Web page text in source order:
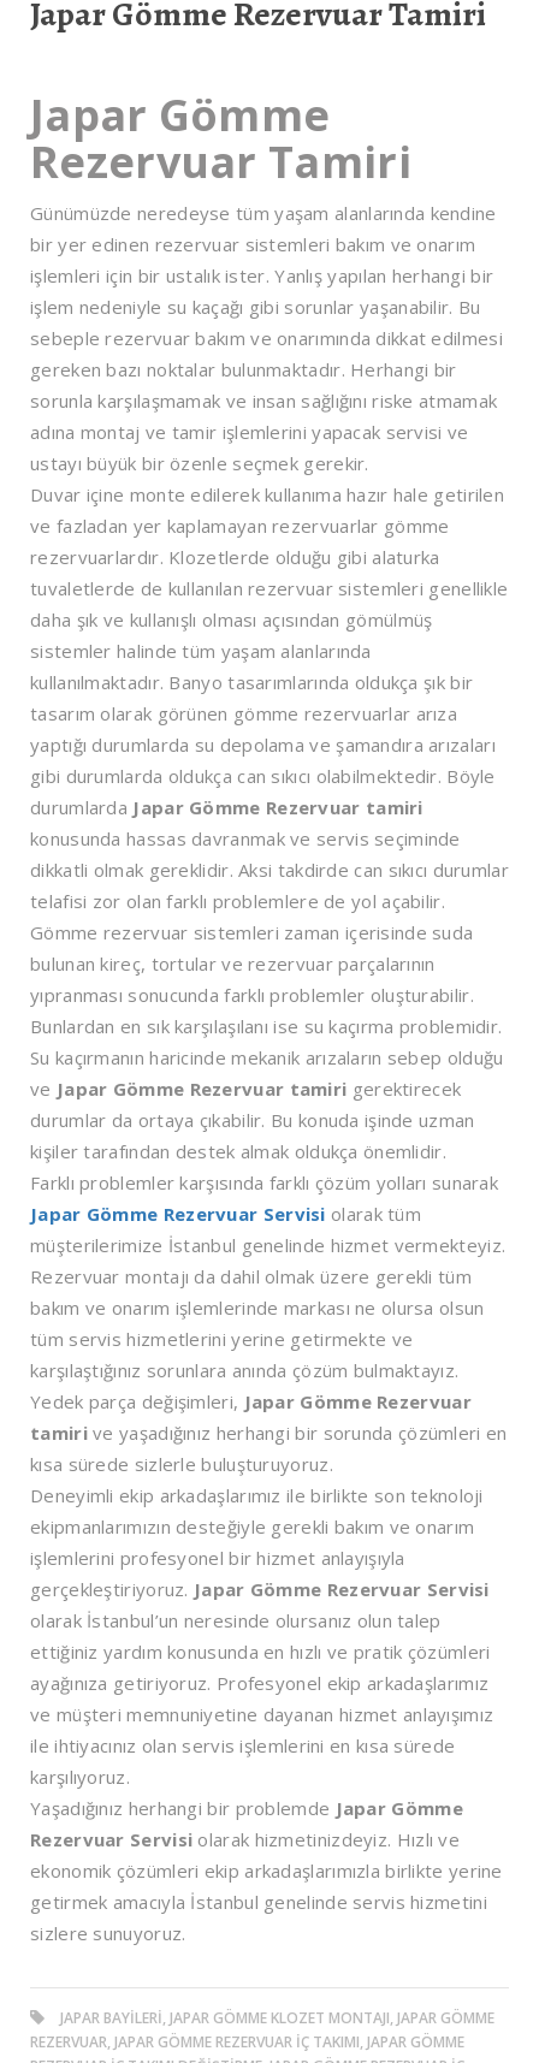
Japar Gömme Rezervuar Tamiri
Japar Gömme
Rezervuar Tamiri
Günümüzde neredeyse tüm yaşam alanlarında kendine
bir yer edinen rezervuar sistemleri bakım ve onarım
işlemleri için bir ustalık ister. Yanlış yapılan herhangi bir
işlem nedeniyle su kaçağı gibi sorunlar yaşanabilir. Bu
sebeple rezervuar bakım ve onarımında dikkat edilmesi
gereken bazı noktalar bulunmaktadır. Herhangi bir
sorunla karşılaşmamak ve insan sağlığını riske atmamak
adına montaj ve tamir işlemlerini yapacak servisi ve
ustayı büyük bir özenle seçmek gerekir.
Duvar içine monte edilerek kullanıma hazır hale getirilen
ve fazladan yer kaplamayan rezervuarlar gömme
rezervuarlardır. Klozetlerde olduğu gibi alaturka
tuvaletlerde de kullanılan rezervuar sistemleri genellikle
daha şık ve kullanışlı olması açısından gömülmüş
sistemler halinde tüm yaşam alanlarında
kullanılmaktadır. Banyo tasarımlarında oldukça şık bir
tasarım olarak görünen gömme rezervuarlar arıza
yaptığı durumlarda su depolama ve şamandıra arızaları
gibi durumlarda oldukça can sıkıcı olabilmektedir. Böyle
durumlarda Japar Gömme Rezervuar tamiri
konusunda hassas davranmak ve servis seçiminde
dikkatli olmak gereklidir. Aksi takdirde can sıkıcı durumlar
telafisi zor olan farklı problemlere de yol açabilir.
Gömme rezervuar sistemleri zaman içerisinde suda
bulunan kireç, tortular ve rezervuar parçalarının
yıpranması sonucunda farklı problemler oluşturabilir.
Bunlardan en sık karşılaşılanı ise su kaçırma problemidir.
Su kaçırmanın haricinde mekanik arızaların sebep olduğu
ve Japar Gömme Rezervuar tamiri gerektirecek
durumlar da ortaya çıkabilir. Bu konuda işinde uzman
kişiler tarafından destek almak oldukça önemlidir.
Farklı problemler karşısında farklı çözüm yolları sunarak
Japar Gömme Rezervuar Servisi olarak tüm
müşterilerimize İstanbul genelinde hizmet vermekteyiz.
Rezervuar montajı da dahil olmak üzere gerekli tüm
bakım ve onarım işlemlerinde markası ne olursa olsun
tüm servis hizmetlerini yerine getirmekte ve
karşılaştığınız sorunlara anında çözüm bulmaktayız.
Yedek parça değişimleri, Japar Gömme Rezervuar
tamirive yaşadığınız herhangi bir sorunda çözümleri en
kısa sürede sizlerle buluşturuyoruz.
Deneyimli ekip arkadaşlarımız ile birlikte son teknoloji
ekipmanlarımızın desteğiyle gerekli bakım ve onarım
işlemlerini profesyonel bir hizmet anlayışıyla
gerçekleştiriyoruz. Japar Gömme Rezervuar Servisi
olarak İstanbul’un neresinde olursanız olun talep
ettiğiniz yardım konusunda en hızlı ve pratik çözümleri
ayağınıza getiriyoruz. Profesyonel ekip arkadaşlarımız
ve müşteri memnuniyetine dayanan hizmet anlayışımız
ile ihtiyacınız olan servis işlemlerini en kısa sürede
karşılıyoruz.
Yaşadığınız herhangi bir problemde Japar Gömme
Rezervuar Servisi olarak hizmetinizdeyiz. Hızlı ve
ekonomik çözümleri ekip arkadaşlarımızla birlikte yerine
getirmek amacıyla İstanbul genelinde servis hizmetini
sizlere sunuyoruz.
JAPAR BAYILERI, JAPAR GÖMME KLOZET MONTAJI, JAPAR GÖMME
REZERVUAR, JAPAR GÖMME REZERVUAR İÇ TAKIMI, JAPAR GÖMME